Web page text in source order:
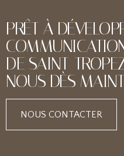
PRÊT À
DE SAINT-
NOUS DÈS
NOUS CONTACTER